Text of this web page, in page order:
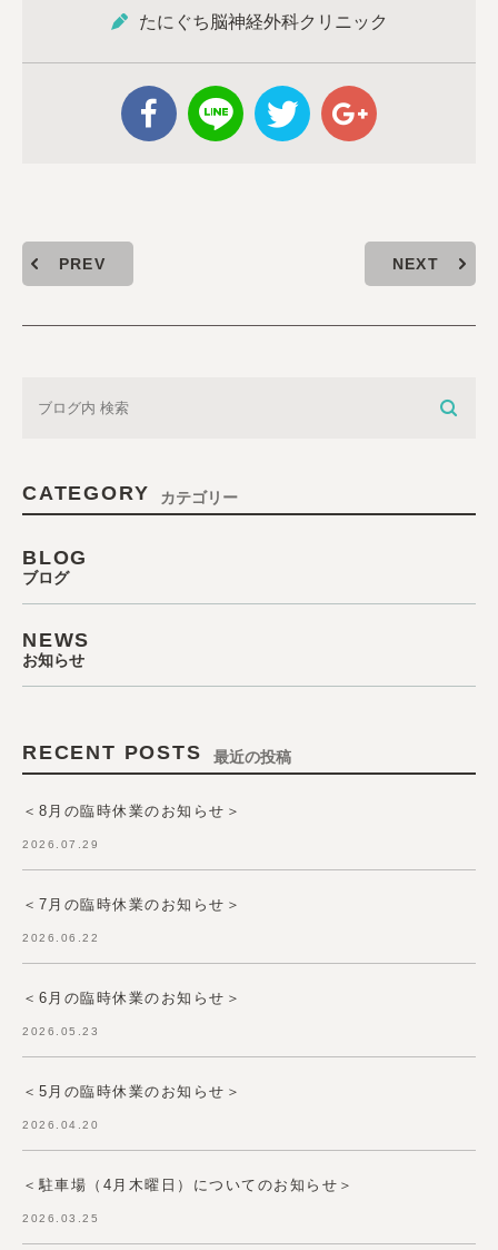
たにぐち脳神経外科クリニック
PREV NEXT
CATEGORY カテゴリー
BLOG
ブログ
NEWS
お知らせ
RECENT POSTS 最近の投稿
＜8月の臨時休業のお知らせ＞
2026.07.29
＜7月の臨時休業のお知らせ＞
2026.06.22
＜6月の臨時休業のお知らせ＞
2026.05.23
＜5月の臨時休業のお知らせ＞
2026.04.20
＜駐車場（4月木曜日）についてのお知らせ＞
2026.03.25